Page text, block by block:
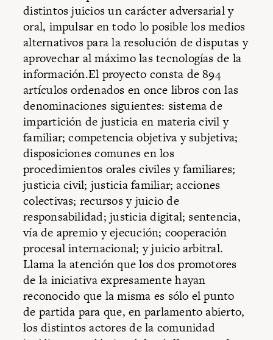
distintos juicios un carácter adversarial y
oral, impulsar en todo lo posible los medios
alternativos para la resolución de disputas y
aprovechar al máximo las tecnologías de la
información.El proyecto consta de 894
artículos ordenados en once libros con las
denominaciones siguientes: sistema de
impartición de justicia en materia civil y
familiar; competencia objetiva y subjetiva;
disposiciones comunes en los
procedimientos orales civiles y familiares;
justicia civil; justicia familiar; acciones
colectivas; recursos y juicio de
responsabilidad; justicia digital; sentencia,
vía de apremio y ejecución; cooperación
procesal internacional; y juicio arbitral.
Llama la atención que los dos promotores
de la iniciativa expresamente hayan
reconocido que la misma es sólo el punto
de partida para que, en parlamento abierto,
los distintos actores de la comunidad